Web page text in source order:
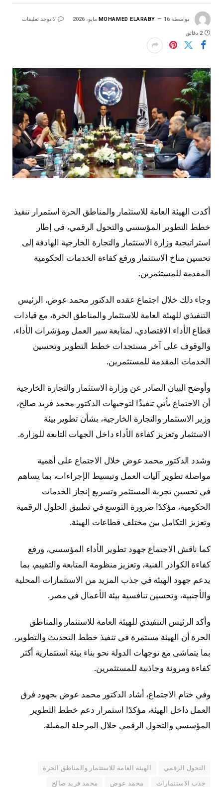
بواسطة MOHAMED ELARABY 16 مايو، 2026 لا توجد تعليقات
2 دقائق
أكدت الهيئة العامة للاستثمار والمناطق الحرة استمرار تنفيذ
خطط التطوير المؤسسي والتحول الرقمي، في إطار
استراتيجية وزارة الاستثمار والتجارة الخارجية الهادفة إلى
تحسين مناخ الاستثمار ورفع كفاءة الخدمات الحكومية
المقدمة للمستثمرين.
وجاء ذلك خلال اجتماع عقده الدكتور محمد عوض، الرئيس
التنفيذي للهيئة العامة للاستثمار والمناطق الحرة، مع قيادات
قطاع الأداء الاقتصادي، لمتابعة سير العمل ومؤشرات الأداء،
والوقوف على آخر مستجدات خطط التطوير وتحسين
الخدمات المقدمة للمستثمرين.
وأوضح البيان الصادر عن وزارة الاستثمار والتجارة الخارجية
أن الاجتماع يأتي تنفيذًا لتوجيهات الدكتور محمد فريد صالح،
وزير الاستثمار والتجارة الخارجية، بشأن تطوير بيئة
الاستثمار وتعزيز كفاءة الأداء داخل الجهات التابعة للوزارة.
وشدد الدكتور محمد عوض خلال الاجتماع على أهمية
مواصلة تطوير آليات العمل وتبسيط الإجراءات، بما يساهم
في تحسين تجربة المستثمر وتسريع إنجاز الخدمات
الحكومية، مؤكدًا ضرورة التوسع في تطبيق الحلول الرقمية
وتعزيز التكامل بين مختلف قطاعات الهيئة.
كما ناقش الاجتماع جهود تطوير الأداء المؤسسي، ورفع
كفاءة الكوادر الفنية، وتعزيز منظومة المتابعة والتقييم، بما
يدعم جهود الهيئة في جذب المزيد من الاستثمارات المحلية
والأجنبية، وتحسين تنافسية بيئة الأعمال في مصر.
وأكد الرئيس التنفيذي للهيئة العامة للاستثمار والمناطق
الحرة أن الهيئة مستمرة في تنفيذ خطط التحديث والتطوير،
بما يتماشى مع توجهات الدولة نحو بناء بيئة استثمارية أكثر
كفاءة ومرونة وجاذبية للمستثمرين.
وفي ختام الاجتماع، أشاد الدكتور محمد عوض بجهود فرق
العمل داخل الهيئة، مؤكدًا استمرار دعم خطط التطوير
المؤسسي والتحول الرقمي خلال المرحلة المقبلة.
التحول الرقمي الهيئة العامة للاستثمار والمناطق الحرة
جذب الاستثمارات محمد عوض محمد فريد صالح